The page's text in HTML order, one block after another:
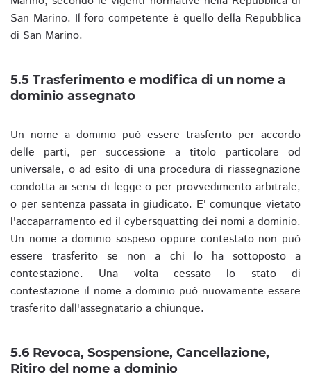
San Marino. Il foro competente è quello della Repubblica
di San Marino.
5.5 Trasferimento e modifica di un nome a
dominio assegnato
Un nome a dominio può essere trasferito per accordo
delle parti, per successione a titolo particolare od
universale, o ad esito di una procedura di riassegnazione
condotta ai sensi di legge o per provvedimento arbitrale,
o per sentenza passata in giudicato. E' comunque vietato
l'accaparramento ed il cybersquatting dei nomi a dominio.
Un nome a dominio sospeso oppure contestato non può
essere trasferito se non a chi lo ha sottoposto a
contestazione. Una volta cessato lo stato di
contestazione il nome a dominio può nuovamente essere
trasferito dall'assegnatario a chiunque.
5.6 Revoca, Sospensione, Cancellazione,
Ritiro del nome a dominio